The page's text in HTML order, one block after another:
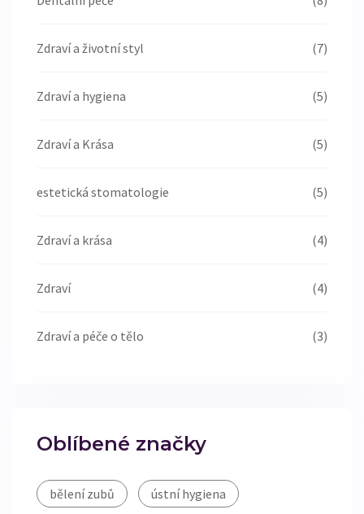
Zdraví a životní styl (7)
Zdraví a hygiena (5)
Zdraví a Krása (5)
estetická stomatologie (5)
Zdraví a krása (4)
Zdraví (4)
Zdraví a péče o tělo (3)
Oblíbené značky
bělení zubů ústní hygiena